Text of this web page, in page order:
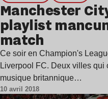
Manchester
playlist
match
Ce soir en Champion's
Liverpool FC. Deux villes qui
musique britannique…
10 avril 2018